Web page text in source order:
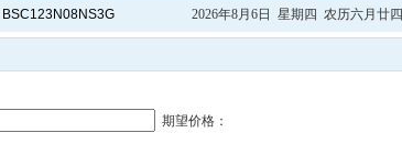
BSC123N08NS3G 2026年8月6日 星期四 农历六月廿四
期望价格：